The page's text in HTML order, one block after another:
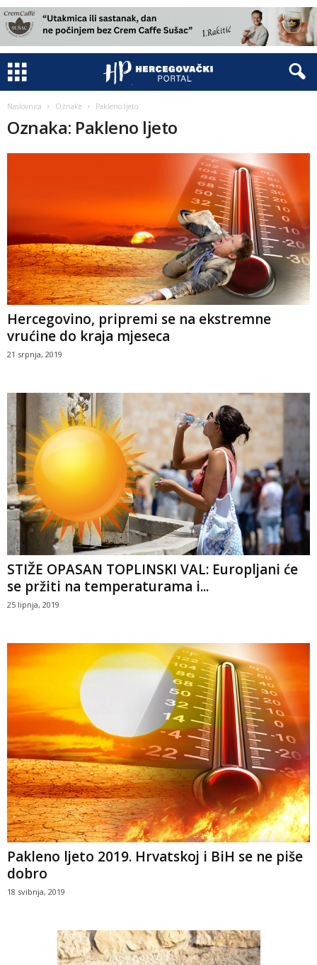
Naslovnica Oznake Pakleno ljeto
Oznaka: Pakleno ljeto
Hercegovino, pripremi se na ekstremne
vrućine do kraja mjeseca
21 srpnja, 2019
STIŽE OPASAN TOPLINSKI VAL: Europljani će
se pržiti na temperaturama i...
25 lipnja, 2019
Pakleno ljeto 2019. Hrvatskoj i BiH se ne piše
dobro
18 svibnja, 2019